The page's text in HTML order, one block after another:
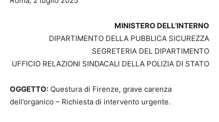
MINISTERO DELL’INTERNO
DIPARTIMENTO DELLA PUBBLICA SICUREZZA
SEGRETERIA DEL DIPARTIMENTO
UFFICIO RELAZIONI SINDACALI DELLA POLIZIA DI STATO
OGGETTO: Questura di Firenze, grave carenza
dell’organico – Richiesta di intervento urgente.